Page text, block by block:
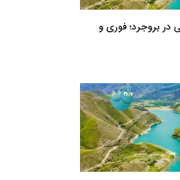
در بروجرد؛ فوری و